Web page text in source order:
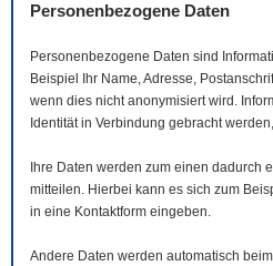
Personenbezogene Daten
Personenbezogene Daten sind
Beispiel Ihr Name, Adresse,
wenn dies nicht anonymisiert wird.
Identität in Verbindung gebracht
Ihre Daten werden zum einen dadurch
mitteilen. Hierbei kann es sich zum
in eine Kontaktform eingeben.
Andere Daten werden automatisch